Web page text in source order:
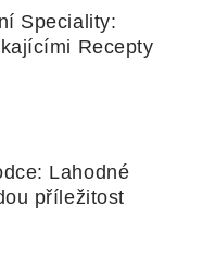
Speciality:
Recepty
Lahodné
příležitost